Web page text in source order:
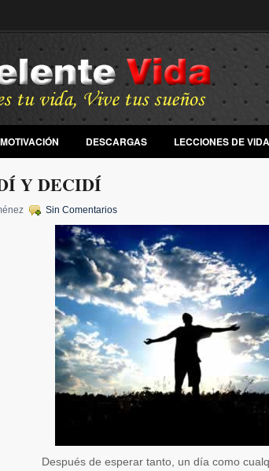
MOTIVACIÓN DESCARGAS LECCIONES DE VIDA
Y DECIDÍ
Sin Comentarios
Después de esperar tanto, un día como